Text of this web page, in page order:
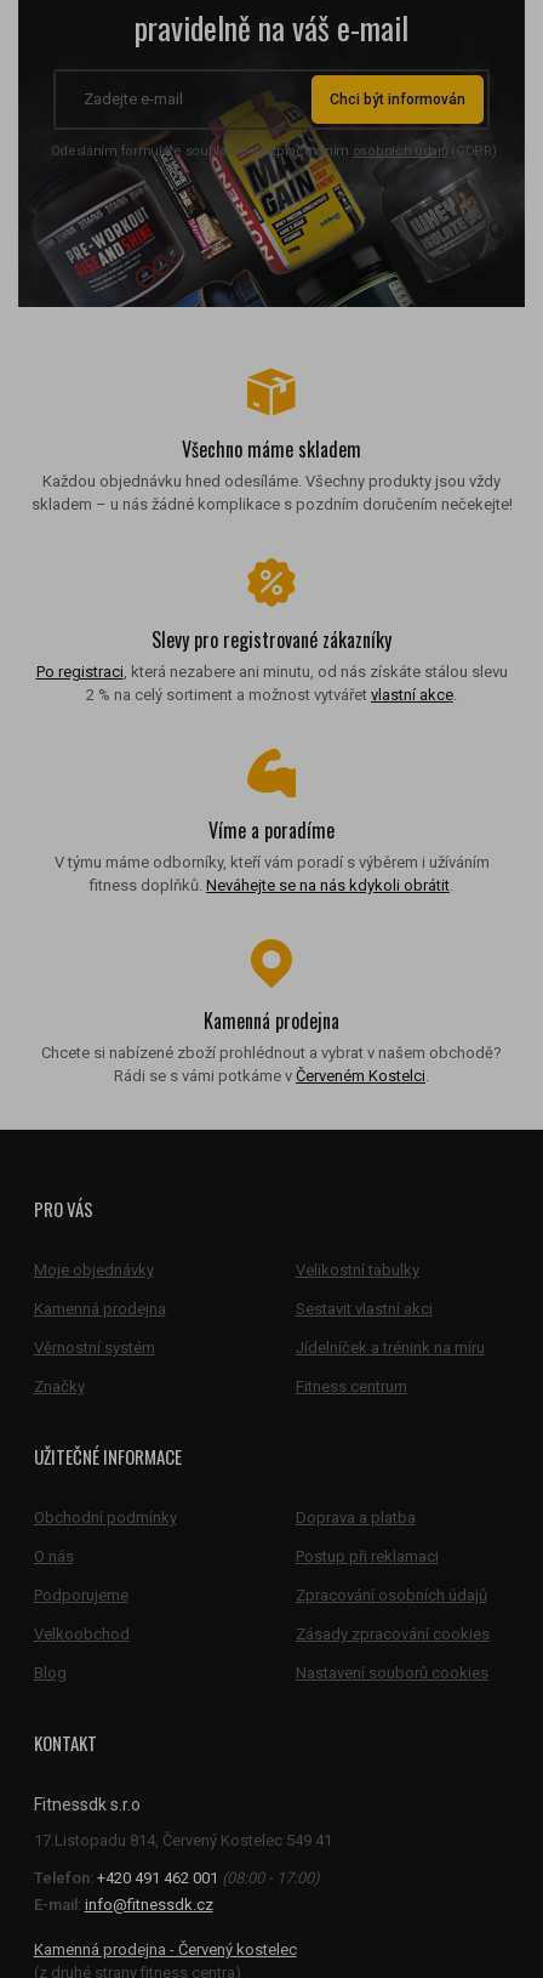
pravidelně na váš e-mail
Chci být informován
Odesláním formuláře souhlasíte se zpracováním osobních údajů (GDPR)
Všechno máme skladem
Každou objednávku hned odesíláme. Všechny produkty jsou vždy
skladem – u nás žádné komplikace s pozdním doručením nečekejte!
Slevy pro registrované zákazníky
Po registraci , která nezabere ani minutu, od nás získáte stálou slevu
2 % na celý sortiment a možnost vytvářet vlastní akce
Víme a poradíme
V týmu máme odborníky, kteří vám poradí s výběrem i užíváním
fitness doplňků. Neváhejte se na nás kdykoli obrátit
Kamenná prodejna
Chcete si nabízené zboží prohlédnout a vybrat v našem obchodě?
Rádi se s vámi potkáme v Červeném Kostelci
PRO VÁS
Moje objednávky Velikostní tabulky
Kamenná prodejna Sestavit vlastní akci
Věrnostní systém Jídelníček a trénink na míru
Značky Fitness centrum
UŽITEČNÉ INFORMACE
Obchodní podmínky Doprava a platba
O nás Postup při reklamaci
Podporujeme Zpracování osobních údajů
Velkoobchod Zásady zpracování cookies
Blog Nastavení souborů cookies
KONTAKT
Fitnessdk s.r.o
Telefon: +420 491 462 001 (08:00 - 17:00)
E-mail: info@fitnessdk.cz
Kamenná prodejna - Červený kostelec
(z druhé strany fitness centra)